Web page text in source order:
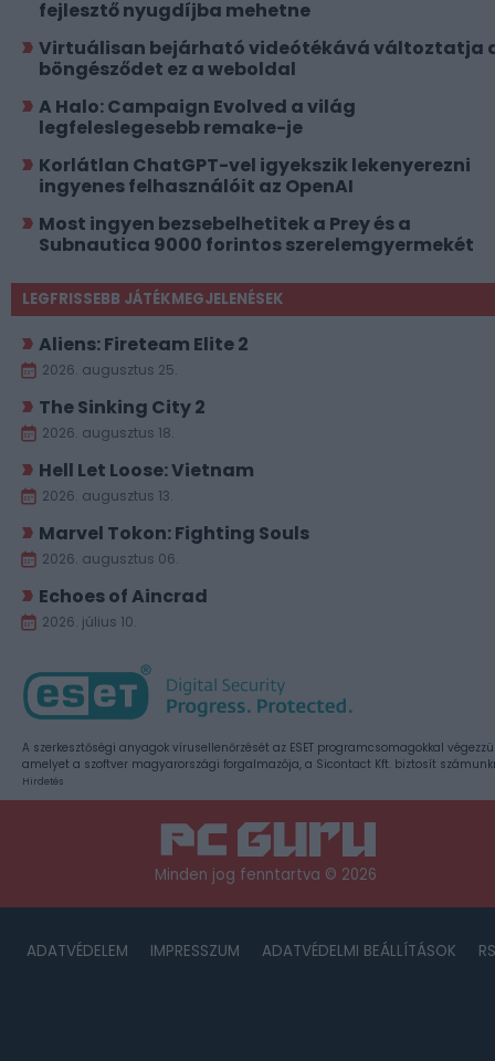
fejlesztő nyugdíjba mehetne
Virtuálisan bejárható videótékává változtatja
böngésződet ez a weboldal
A Halo: Campaign Evolved a világ
legfeleslegesebb remake-je
Korlátlan ChatGPT-vel igyekszik lekenyerezni
ingyenes felhasználóit az OpenAI
Most ingyen bezsebelhetitek a Prey és a
Subnautica 9000 forintos szerelemgyermekét
LEGFRISSEBB JÁTÉKMEGJELENÉSEK
Aliens: Fireteam Elite 2
2026. augusztus 25.
The Sinking City 2
2026. augusztus 18.
Hell Let Loose: Vietnam
2026. augusztus 13.
Marvel Tokon: Fighting Souls
2026. augusztus 06.
Echoes of Aincrad
2026. július 10.
A szerkesztőségi anyagok vírusellenőrzését az ESET programcsomagokkal
amelyet a szoftver magyarországi forgalmazója, a Sicontact Kft. biztosít
Hirdetés
Minden jog fenntartva © 2026
ADATVÉDELEM IMPRESSZUM ADATVÉDELMI BEÁLLÍTÁSOK